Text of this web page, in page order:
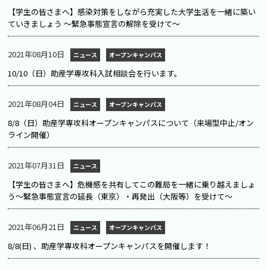
【学生の皆さまへ】感染対策をしながら充実した大学生活を一緒に築い
ていきましょう ～緊急事態宣言の解除を受けて～
2021年08月10日 ニュース オープンキャンパス
10/10（日）助産学専攻科入試相談会を行います。
2021年08月04日 ニュース オープンキャンパス
8/8（日）助産学専攻科オープンキャンパスについて（来場型中止/オン
ライン開催）
2021年07月31日 ニュース
【学生の皆さまへ】危機感を共有してこの難局を一緒に乗り越えましょ
う～緊急事態宣言の延長（東京）・再発出（大阪等）を受けて～
2021年06月21日 ニュース オープンキャンパス
8/8(日) 、助産学専攻科オープンキャンパスを開催します！